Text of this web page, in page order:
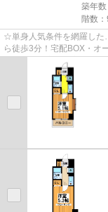
築年数
階数
☆単身人気条件を網羅し
ら徒歩3分！宅配BOX・オ
き、明るい室内、室内洗